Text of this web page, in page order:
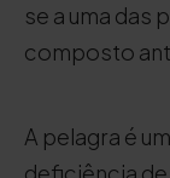
se a uma das
composto
A pelagra é